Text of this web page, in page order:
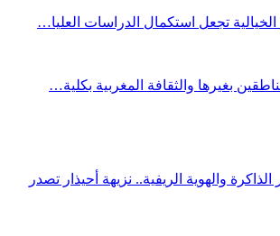
تجعل استكمال الدراسات العليا…
بغيرها والثقافة المغربية بكلية…
والهوية الريفية.. نزيهة أحيذار تصدر